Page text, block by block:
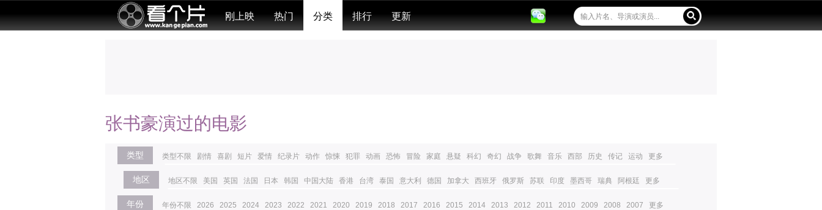
刚上映 热门 分类 排行 更新
张书豪演过的电影
类型 类型不限 剧情 喜剧 短片 爱情 纪录片 动作 惊悚 犯罪 动画 恐怖 冒险 家庭 悬疑 科幻 奇幻 战争 歌舞 音乐 西部 历史 传记 运动 更多
地区 地区不限 美国 英国 法国 日本 韩国 中国大陆 香港 台湾 泰国 意大利 德国 加拿大 西班牙 俄罗斯 苏联 印度 墨西哥 瑞典 阿根廷 更多
年份 年份不限 2026 2025 2024 2023 2022 2021 2020 2019 2018 2017 2016 2015 2014 2013 2012 2011 2010 2009 2008 2007 更多